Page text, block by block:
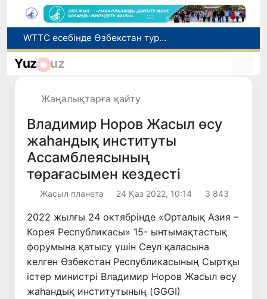
Мүмкіндігі шектеулі талапкерлерге қабылдау емтихандарында қосымша уақыт беріледі
Беларусьтен Өзбекстанға екінші тікелей жүк пойызы жөнелтілді
Yuz uz
Жаңалықтарға қайту
Владимир Норов Жасыл өсу
жаһандық институты
Ассамблеясының
төрағасымен кездесті
Жасыл планета 24 Қаз 2022, 10:14 3 843
2022 жылғы 24 октябрінде «Орталық Азия –
Корея Республикасы» 15- ынтымақтастық
форумына қатысу үшін Сеул қаласына
келген Өзбекстан Республикасының Сыртқы
істер министрі Владимир Норов Жасыл өсу
жаһандық институтының (GGGI)